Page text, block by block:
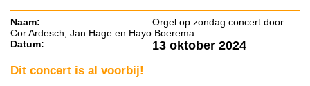
Naam:
Orgel op zondag concert door
Cor Ardesch, Jan Hage en Hayo Boerema
Datum:
13 oktober 2024
Dit concert is al voorbij!